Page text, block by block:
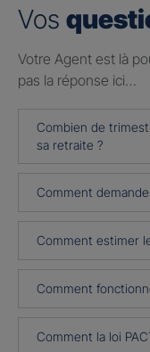
Vos
Votre Agent est là
pas la réponse ici…
Combien de
sa retraite ?
Comment
Comment estimer
Comment
Comment la loi